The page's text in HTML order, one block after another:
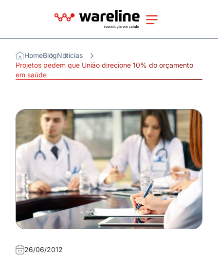
HomeBlogNotícias
Projetos pedem que União direcione 10% do orçamento
em saúde
26/06/2012